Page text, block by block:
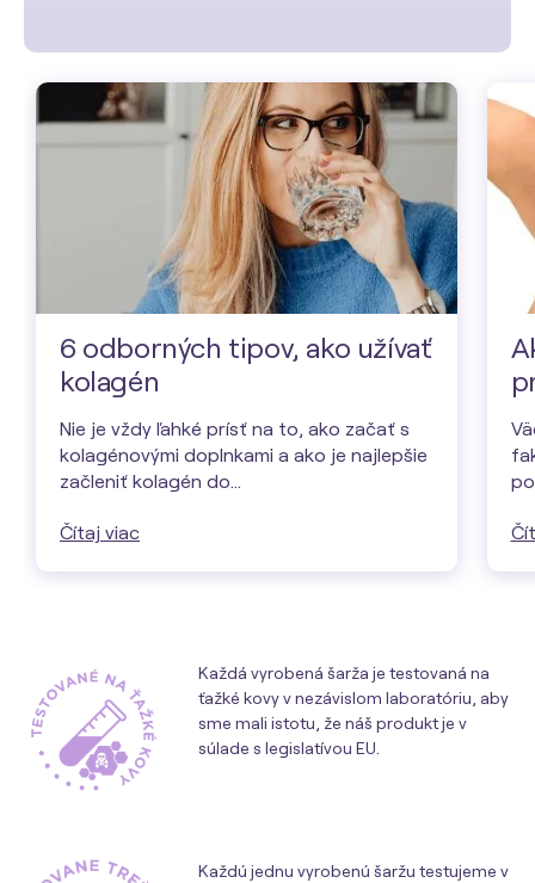
6 odborných tipov, ako užívať
kolagén
Nie je vždy ľahké prísť na to, ako začať s
kolagénovými doplnkami a ako je najlepšie
začleniť kolagén do…
Čítaj viac
Každá vyrobená šarža je testovaná na
ťažké kovy v nezávislom laboratóriu, aby
sme mali istotu, že náš produkt je v
súlade s legislatívou EU.
Každú jednu vyrobenú šaržu testujeme v